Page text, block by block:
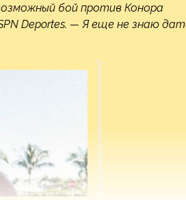
бой против Конора
Deportes. — Я еще не знаю